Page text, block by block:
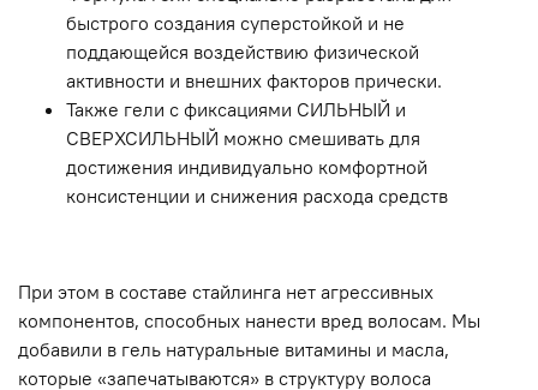
быстрого создания суперстойкой и не
поддающейся воздействию физической
активности и внешних факторов прически.
Также гели с фиксациями СИЛЬНЫЙ и
СВЕРХСИЛЬНЫЙ можно смешивать для
достижения индивидуально комфортной
консистенции и снижения расхода средств
При этом в составе стайлинга нет агрессивных
компонентов, способных нанести вред волосам. Мы
добавили в гель натуральные витамины и масла,
которые «запечатываются» в структуру волоса